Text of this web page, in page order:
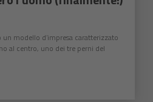
modello d’impresa caratterizzato
al centro, uno dei tre perni del